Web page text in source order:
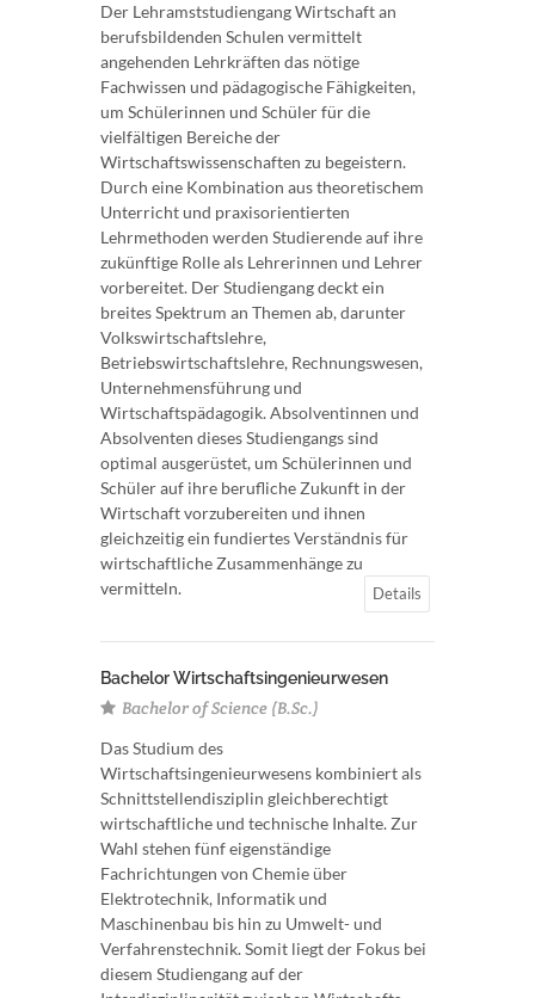
Der Lehramststudiengang Wirtschaft an
berufsbildenden Schulen vermittelt
angehenden Lehrkräften das nötige
Fachwissen und pädagogische Fähigkeiten,
um Schülerinnen und Schüler für die
vielfältigen Bereiche der
Wirtschaftswissenschaften zu begeistern.
Durch eine Kombination aus theoretischem
Unterricht und praxisorientierten
Lehrmethoden werden Studierende auf ihre
zukünftige Rolle als Lehrerinnen und Lehrer
vorbereitet. Der Studiengang deckt ein
breites Spektrum an Themen ab, darunter
Volkswirtschaftslehre,
Betriebswirtschaftslehre, Rechnungswesen,
Unternehmensführung und
Wirtschaftspädagogik. Absolventinnen und
Absolventen dieses Studiengangs sind
optimal ausgerüstet, um Schülerinnen und
Schüler auf ihre berufliche Zukunft in der
Wirtschaft vorzubereiten und ihnen
gleichzeitig ein fundiertes Verständnis für
wirtschaftliche Zusammenhänge zu
vermitteln.
Details
Bachelor Wirtschaftsingenieurwesen
Bachelor of Science (B.Sc.)
Das Studium des
Wirtschaftsingenieurwesens kombiniert als
Schnittstellendisziplin gleichberechtigt
wirtschaftliche und technische Inhalte. Zur
Wahl stehen fünf eigenständige
Fachrichtungen von Chemie über
Elektrotechnik, Informatik und
Maschinenbau bis hin zu Umwelt- und
Verfahrenstechnik. Somit liegt der Fokus bei
diesem Studiengang auf der